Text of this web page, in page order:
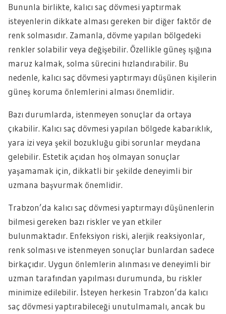
Bununla birlikte, kalıcı saç dövmesi yaptırmak
isteyenlerin dikkate alması gereken bir diğer faktör de
renk solmasıdır. Zamanla, dövme yapılan bölgedeki
renkler solabilir veya değişebilir. Özellikle güneş ışığına
maruz kalmak, solma sürecini hızlandırabilir. Bu
nedenle, kalıcı saç dövmesi yaptırmayı düşünen kişilerin
güneş koruma önlemlerini alması önemlidir.
Bazı durumlarda, istenmeyen sonuçlar da ortaya
çıkabilir. Kalıcı saç dövmesi yapılan bölgede kabarıklık,
yara izi veya şekil bozukluğu gibi sorunlar meydana
gelebilir. Estetik açıdan hoş olmayan sonuçlar
yaşamamak için, dikkatli bir şekilde deneyimli bir
uzmana başvurmak önemlidir.
Trabzon’da kalıcı saç dövmesi yaptırmayı düşünenlerin
bilmesi gereken bazı riskler ve yan etkiler
bulunmaktadır. Enfeksiyon riski, alerjik reaksiyonlar,
renk solması ve istenmeyen sonuçlar bunlardan sadece
birkaçıdır. Uygun önlemlerin alınması ve deneyimli bir
uzman tarafından yapılması durumunda, bu riskler
minimize edilebilir. İsteyen herkesin Trabzon’da kalıcı
saç dövmesi yaptırabileceği unutulmamalı, ancak bu